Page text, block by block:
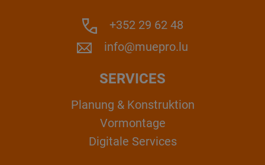
+352 29 62 48
info@muepro.lu
SERVICES
Planung & Konstruktion
Vormontage
Digitale Services